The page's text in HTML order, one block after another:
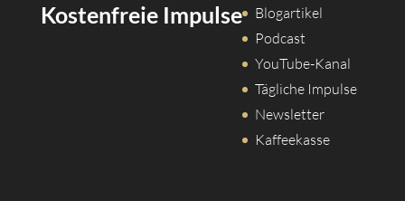
Kostenfreie Impulse
Blogartikel
Podcast
YouTube-Kanal
Tägliche Impulse
Newsletter
Kaffeekasse